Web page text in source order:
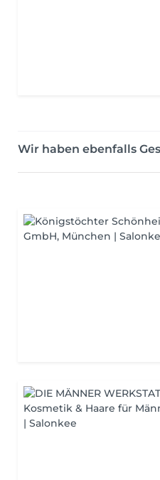
Wir haben ebenfalls